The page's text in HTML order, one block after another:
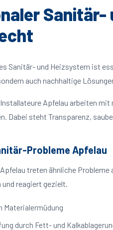
Sanitär-
Sanitär- und Heizsystem ist
auch nachhaltige
Apfelau arbeiten
Dabei steht Transparenz,
Probleme Apfelau
Apfelau treten ähnliche
und reagiert gezielt.
Materialermüdung
durch Fett- und